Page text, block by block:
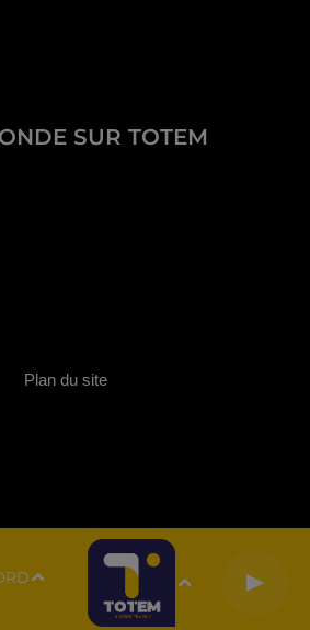
SUR TOTEM
Plan du site